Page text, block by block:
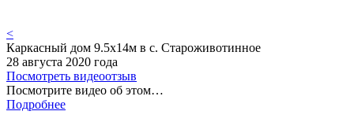
<
Каркасный дом 9.5х14м в с. Староживотинное
28 августа 2020 года
Посмотреть видеоотзыв
Посмотрите видео об этом…
Подробнее